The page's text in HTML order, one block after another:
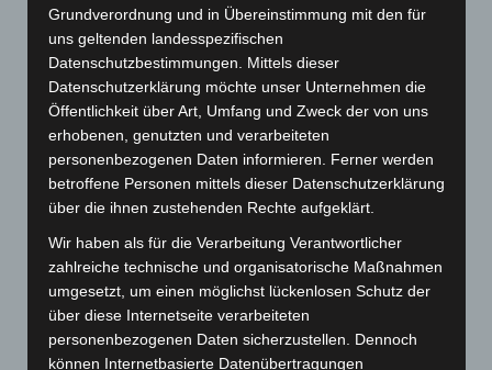
mit modernen Wissenschaften.
Dass Rituale wirken, ist vielfach belegt, aber wie wirken
sie? Dazu gibt es, mangels Definition, kaum Antworten.
Wirken sie ähnlich wie Kräutertränke, geht es um
wiedergefundenes Vertrauen, wird die Welt neu
geordnet? Man könnte alle Hypothesen bejahen, aber
hätte noch keine befriedigende Antwort.
Familie und Ritual
Herr Sax zeigt uns einen kurzen Filmausschnitt aus
einer indischen Provinz, wo er einem Orakel beiwohnte.
Grundverordnung und in Übereinstimmung mit den für
uns geltenden landesspezifischen
Datenschutzbestimmungen. Mittels dieser
Datenschutzerklärung möchte unser Unternehmen die
Öffentlichkeit über Art, Umfang und Zweck der von uns
erhobenen, genutzten und verarbeiteten
personenbezogenen Daten informieren. Ferner werden
betroffene Personen mittels dieser Datenschutzerklärung
über die ihnen zustehenden Rechte aufgeklärt.
Wir haben als für die Verarbeitung Verantwortlicher
zahlreiche technische und organisatorische Maßnahmen
umgesetzt, um einen möglichst lückenlosen Schutz der
über diese Internetseite verarbeiteten
personenbezogenen Daten sicherzustellen. Dennoch
können Internetbasierte Datenübertragungen